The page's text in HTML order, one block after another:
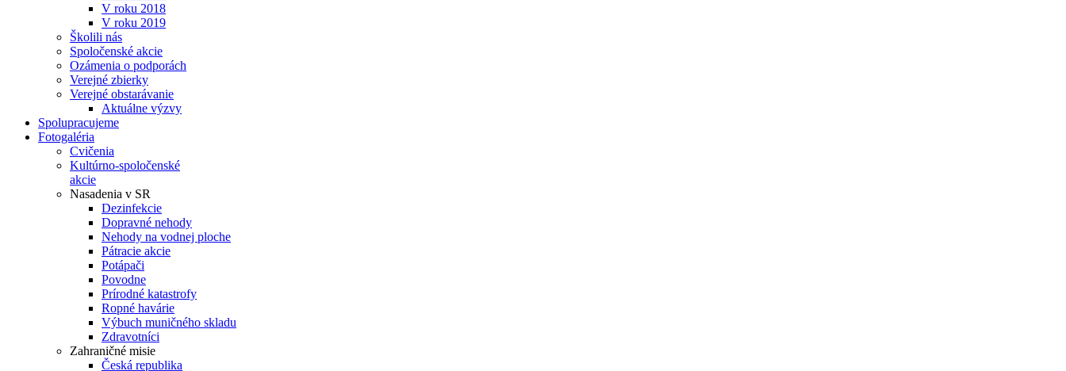
V roku 2018
V roku 2019
Školili nás
Spoločenské akcie
Ozámenia o podporách
Verejné zbierky
Verejné obstarávanie
Aktuálne výzvy
Spolupracujeme
Fotogaléria
Cvičenia
Kultúrno-spoločenské
akcie
Nasadenia v SR
Dezinfekcie
Dopravné nehody
Nehody na vodnej ploche
Pátracie akcie
Potápači
Povodne
Prírodné katastrofy
Ropné havárie
Výbuch muničného skladu
Zdravotníci
Zahraničné misie
Česká republika